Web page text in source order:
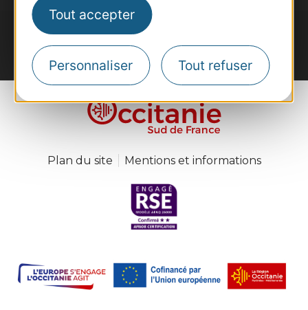
Tout accepter
Personnaliser Tout refuser
#VoyageOccitanie
Plan du site Mentions et informations